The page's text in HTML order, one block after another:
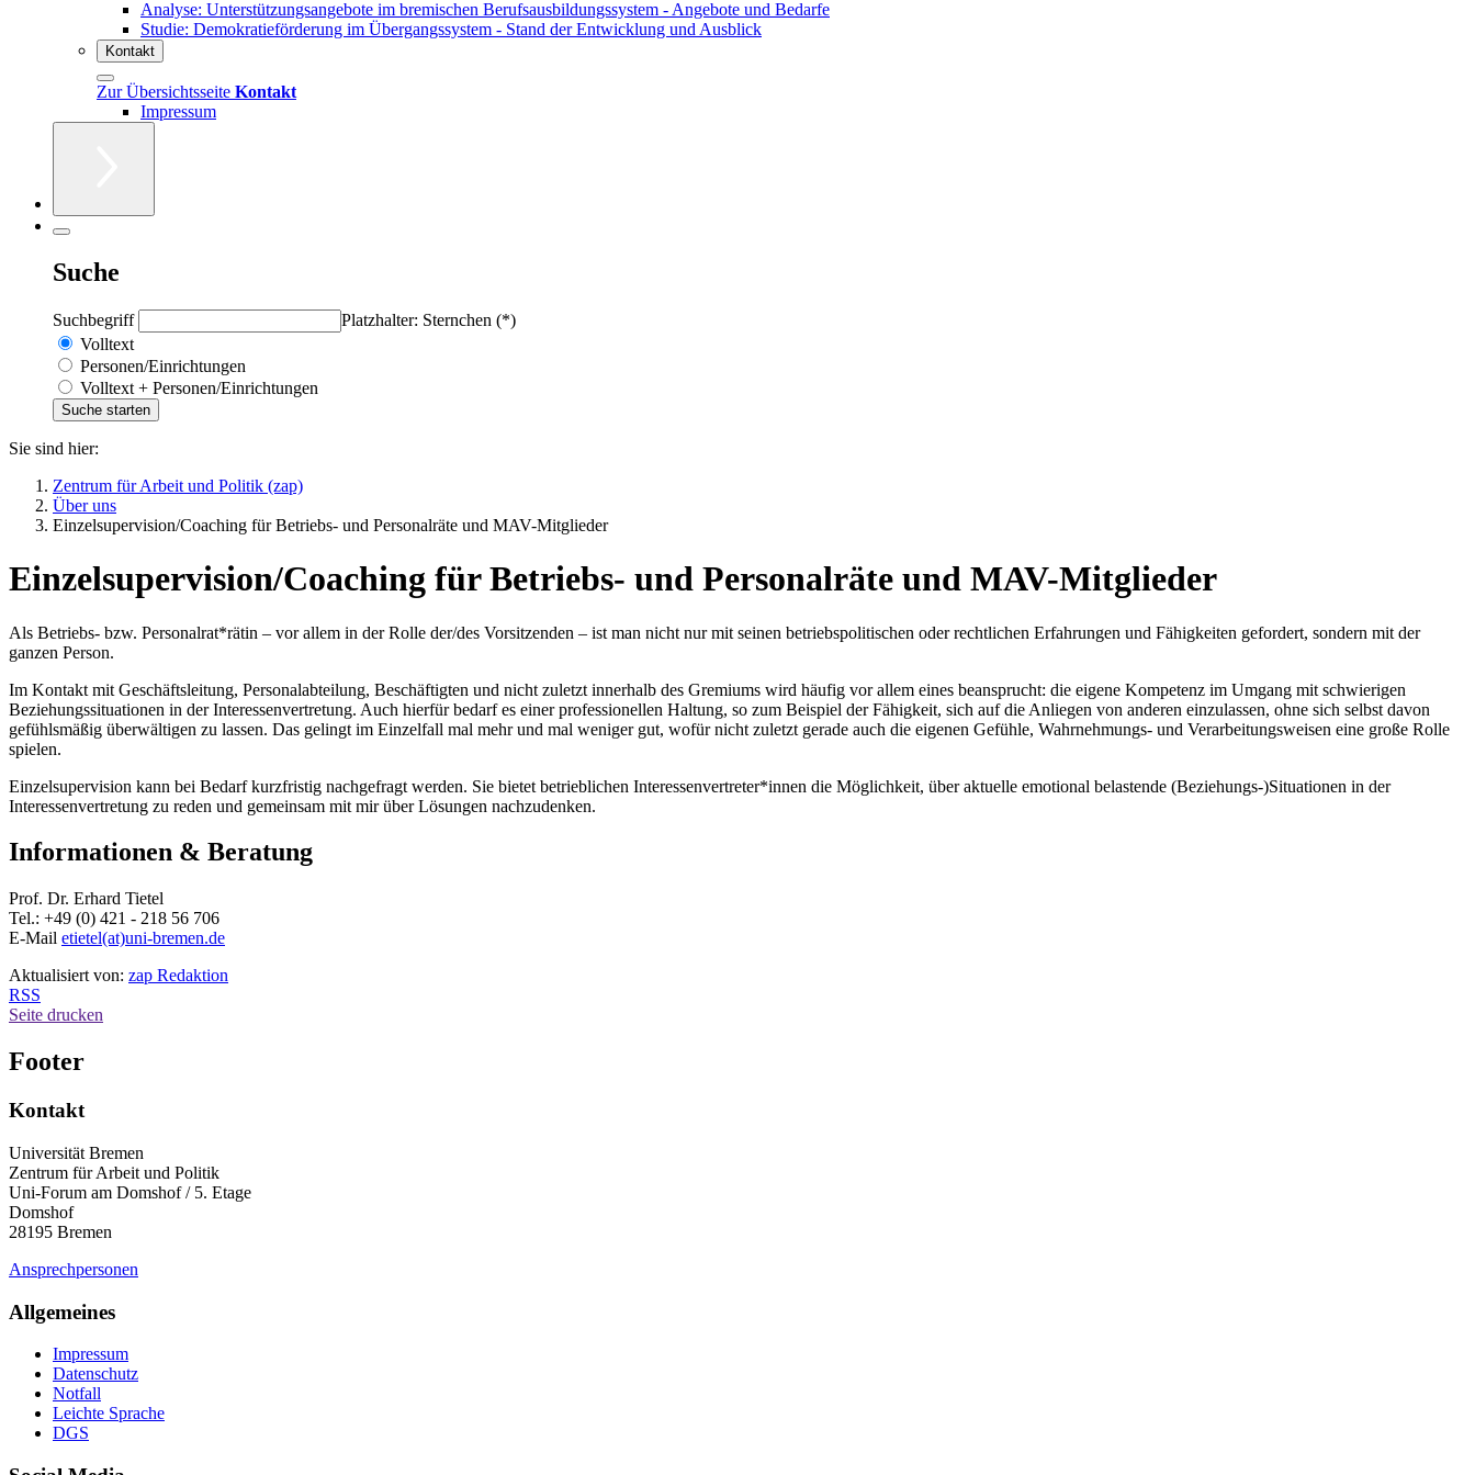
Analyse: Unterstützungsangebote im bremischen Berufsausbildungssystem - Angebote und Bedarfe
Studie: Demokratieförderung im Übergangssystem - Stand der Entwicklung und Ausblick
Kontakt
Zur Übersichtsseite Kontakt
Impressum
Suche
Suchbegriff
Platzhalter: Sternchen (*)
Volltext
Personen/Einrichtungen
Volltext + Personen/Einrichtungen
Sie sind hier:
Zentrum für Arbeit und Politik (zap)
Über uns
Einzelsupervision/Coaching für Betriebs- und Personalräte und MAV-Mitglieder
Einzelsupervision/Coaching für Betriebs- und Personalräte und MAV-Mitglieder
Als Betriebs- bzw. Personalrat*rätin – vor allem in der Rolle der/des Vorsitzenden – ist man nicht nur mit seinen betriebspolitischen oder rechtlichen Erfahrungen und Fähigkeiten gefordert, sondern mit der
ganzen Person.
Im Kontakt mit Geschäftsleitung, Personalabteilung, Beschäftigten und nicht zuletzt innerhalb des Gremiums wird häufig vor allem eines beansprucht: die eigene Kompetenz im Umgang mit schwierigen
Beziehungssituationen in der Interessenvertretung. Auch hierfür bedarf es einer professionellen Haltung, so zum Beispiel der Fähigkeit, sich auf die Anliegen von anderen einzulassen, ohne sich selbst davon
gefühlsmäßig überwältigen zu lassen. Das gelingt im Einzelfall mal mehr und mal weniger gut, wofür nicht zuletzt gerade auch die eigenen Gefühle, Wahrnehmungs- und Verarbeitungsweisen eine große Rolle
spielen.
Einzelsupervision kann bei Bedarf kurzfristig nachgefragt werden. Sie bietet betrieblichen Interessenvertreter*innen die Möglichkeit, über aktuelle emotional belastende (Beziehungs-)Situationen in der
Interessenvertretung zu reden und gemeinsam mit mir über Lösungen nachzudenken.
Informationen & Beratung
Prof. Dr. Erhard Tietel
Tel.: +49 (0) 421 - 218 56 706
E-Mail etietel(at)uni-bremen.de
Aktualisiert von: zap Redaktion
RSS
Seite drucken
Footer
Kontakt
Universität Bremen
Zentrum für Arbeit und Politik
Uni-Forum am Domshof / 5. Etage
Domshof
28195 Bremen
Ansprechpersonen
Allgemeines
Impressum
Datenschutz
Notfall
Leichte Sprache
DGS